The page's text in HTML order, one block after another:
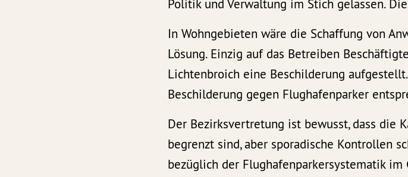
Politik und Verwaltung im Stich gelassen.
In Wohngebieten wäre die Schaffung von
Lösung. Einzig auf das Betreiben
Lichtenbroich eine Beschilderung
Beschilderung gegen Flughafenparker
Der Bezirksvertretung ist bewusst, dass die
begrenzt sind, aber sporadische Kontrollen
bezüglich der Flughafenparkersystematik